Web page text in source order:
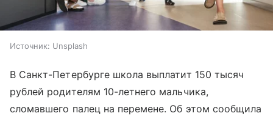
Источник: Unsplash
В Санкт-Петербурге школа выплатит 150 тысяч
рублей родителям 10-летнего мальчика,
сломавшего палец на перемене. Об этом сообщила